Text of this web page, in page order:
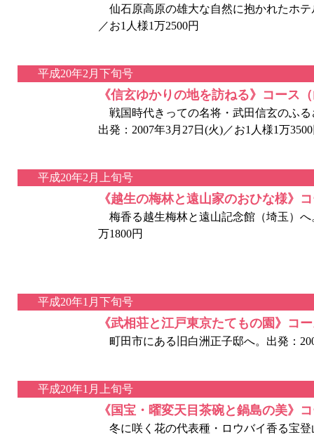
仙石原高原の雄大な自然に抱かれたホテ
／お1人様1万2500円
平成20年2月下旬号
《信玄ゆかりの地を訪ねる》コース
戦国時代きっての名将・武田信玄のふ
出発：2007年3月27日(火)／お1人様1万
平成20年2月上旬号
《越生の梅林と遠山家のおひな様》
梅香る越生梅林と遠山記念館（埼玉）へ
万1800円
平成20年1月下旬号
《武相荘と江戸東京たてもの園》コ
町田市にある旧白洲正子邸へ。出発：
平成20年1月上旬号
《国宝・曜変天目茶碗と鍋島の美》
冬に咲く花の代表種・ロウバイ香る宝